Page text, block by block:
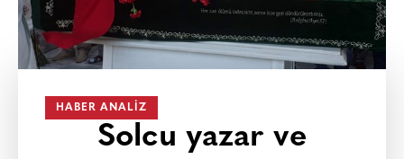
HABER ANALIZ
Solcu yazar ve